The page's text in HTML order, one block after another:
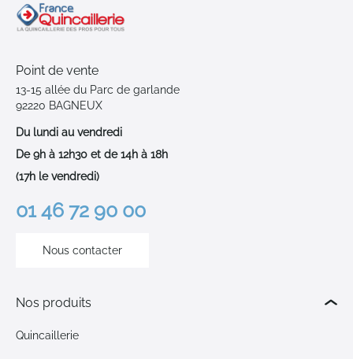
Point de vente
13-15 allée du Parc de garlande
92220 BAGNEUX
Du lundi au vendredi
De 9h à 12h30 et de 14h à 18h
(17h le vendredi)
01 46 72 90 00
Nous contacter
Nos produits
Quincaillerie